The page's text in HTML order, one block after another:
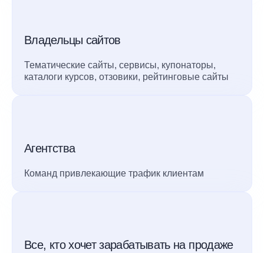
Владельцы сайтов
Тематические сайты, сервисы, купонаторы,
каталоги курсов, отзовики, рейтинговые сайты
Агентства
Команд привлекающие трафик клиентам
Все, кто хочет зарабатывать на продаже